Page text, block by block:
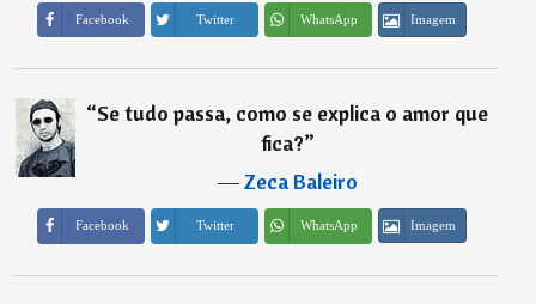
Facebook Twitter WhatsApp Imagem
“Se tudo passa, como se explica o amor que
fica?”
―Zeca Baleiro
Facebook Twitter WhatsApp Imagem